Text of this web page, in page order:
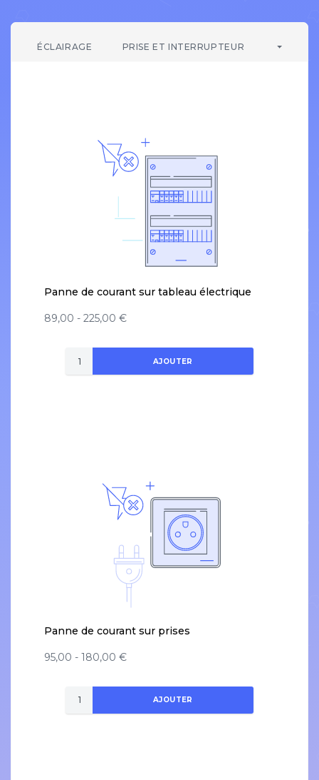
ÉCLAIRAGE PRISE ET INTERRUPTEUR
Panne de courant sur tableau électrique
89,00 - 225,00 €
AJOUTER
Panne de courant sur prises
95,00 - 180,00 €
AJOUTER